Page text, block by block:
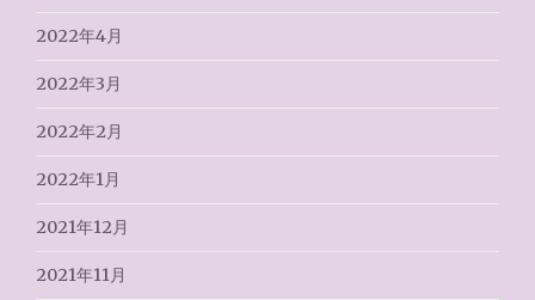
2022年4月
2022年3月
2022年2月
2022年1月
2021年12月
2021年11月